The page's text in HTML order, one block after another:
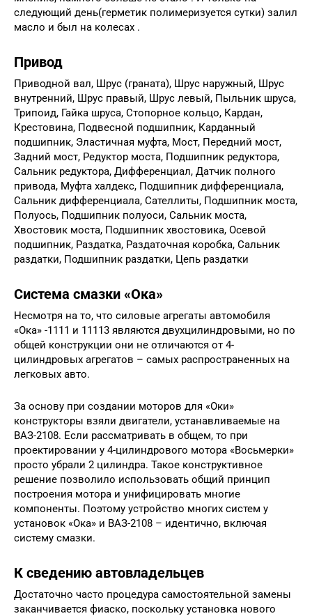
следующий день(герметик полимеризуется сутки) залил
масло и был на колесах .
Привод
Приводной вал, Шрус (граната), Шрус наружный, Шрус
внутренний, Шрус правый, Шрус левый, Пыльник шруса,
Трипоид, Гайка шруса, Стопорное кольцо, Кардан,
Крестовина, Подвесной подшипник, Карданный
подшипник, Эластичная муфта, Мост, Передний мост,
Задний мост, Редуктор моста, Подшипник редуктора,
Сальник редуктора, Дифференциал, Датчик полного
привода, Муфта халдекс, Подшипник дифференциала,
Сальник дифференциала, Сателлиты, Подшипник моста,
Полуось, Подшипник полуоси, Сальник моста,
Хвостовик моста, Подшипник хвостовика, Осевой
подшипник, Раздатка, Раздаточная коробка, Сальник
раздатки, Подшипник раздатки, Цепь раздатки
Система смазки «Ока»
Несмотря на то, что силовые агрегаты автомобиля
«Ока» -1111 и 11113 являются двухцилиндровыми, но по
общей конструкции они не отличаются от 4-
цилиндровых агрегатов – самых распространенных на
легковых авто.
За основу при создании моторов для «Оки»
конструкторы взяли двигатели, устанавливаемые на
ВАЗ-2108. Если рассматривать в общем, то при
проектировании у 4-цилиндрового мотора «Восьмерки»
просто убрали 2 цилиндра. Такое конструктивное
решение позволило использовать общий принцип
построения мотора и унифицировать многие
компоненты. Поэтому устройство многих систем у
установок «Ока» и ВАЗ-2108 – идентично, включая
систему смазки.
К сведению автовладельцев
Достаточно часто процедура самостоятельной замены
заканчивается фиаско, поскольку установка нового